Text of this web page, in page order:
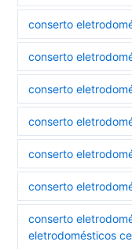
conserto
conserto
conserto
conserto
conserto
conserto
conserto
eletrodomésticos